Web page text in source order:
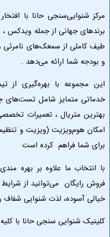
حانا با افتخار به
جهانی از جمله ویدکس ، اتیکن
از سمعک‌های نامرئی ،
شما ارائه می‌دهد .
با بهره‌گیری از تیمی
متمایز شامل تست‌های جامع
(ویزیت و تنظیم در
فراهم کرده است
ما علاوه بر بهره‌ مندی از
می‌توانید از شرایط خرید
لذت شنوایی شفاف را دوباره
شنوایی سنجی حانا با کلیه بیمه